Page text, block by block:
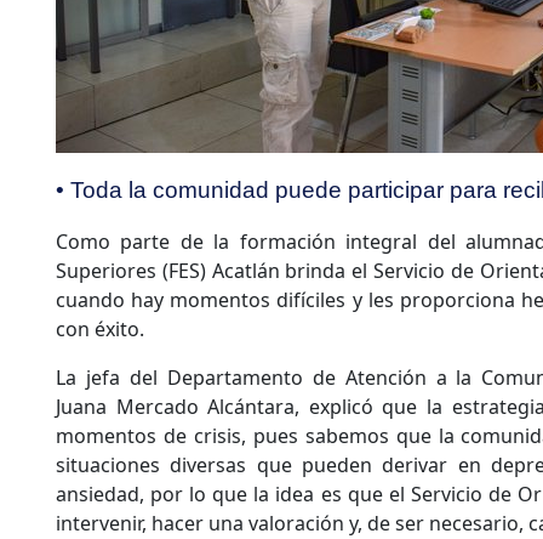
• Toda la comunidad puede participar para
Como parte de la formación integral del
Superiores (FES) Acatlán brinda el Servicio de
cuando hay momentos difíciles y les proporciona
con éxito.
La jefa del Departamento de Atención a la
Juana Mercado Alcántara, explicó que la
momentos de crisis, pues sabemos que la
situaciones diversas que pueden derivar en
ansiedad, por lo que la idea es que el Servicio de
intervenir, hacer una valoración y, de ser necesario,